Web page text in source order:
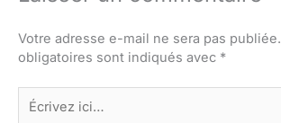
Votre adresse e-mail ne sera pas publiée.
obligatoires sont indiqués avec *
Écrivez
ici…